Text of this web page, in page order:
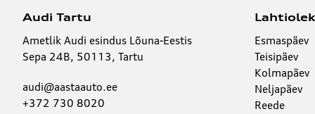
Audi Tartu
Ametlik Audi esindus Lõuna-Eestis
Sepa 24B, 50113, Tartu
audi@aastaauto.ee
+372 730 8020
Esmaspäev
Teisipäev
Kolmapäev
Neljapäev
Reede